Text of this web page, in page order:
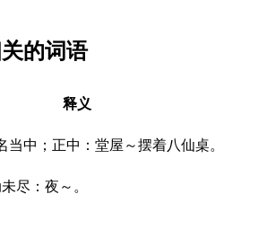
的词语
释义
当中；正中：堂屋～摆着八仙桌。
尽：夜～。